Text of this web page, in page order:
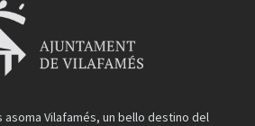
Vilafamés, un bello destino del